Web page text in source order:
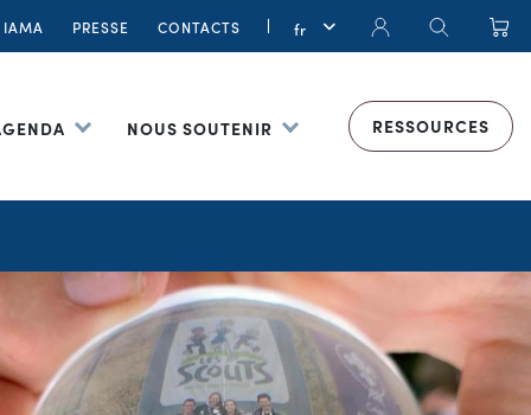
IAMA PRESSE CONTACTS
NOUS SOUTENIR RESSOURCES